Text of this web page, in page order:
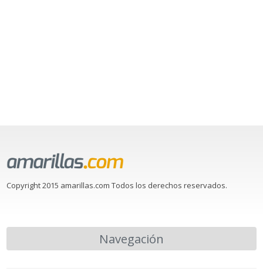
Copyright 2015 amarillas.com Todos los derechos reservados.
Navegación